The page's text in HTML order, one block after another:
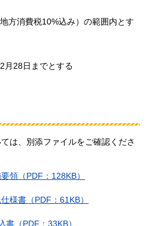
方消費税10%込み）の範囲内とす
月28日までとする
は、別添ファイルをご確認くださ
領（PDF：128KB）
様書（PDF：61KB）
書（PDF：33KB）